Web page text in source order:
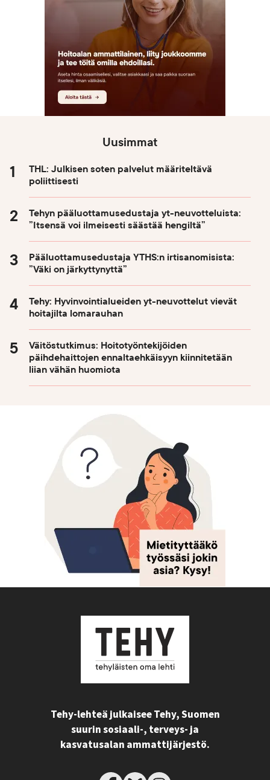
Uusimmat
THL: Julkisen soten palvelut määriteltävä
poliittisesti
Tehyn pääluottamusedustaja yt-neuvotteluista:
”Itsensä voi ilmeisesti säästää hengiltä”
Pääluottamusedustaja YTHS:n irtisanomisista:
”Väki on järkyttynyttä”
Tehy: Hyvinvointialueiden yt-neuvottelut vievät
hoitajilta lomarauhan
Väitöstutkimus: Hoitotyöntekijöiden
päihdehaittojen ennaltaehkäisyyn kiinnitetään
liian vähän huomiota
Tehy-lehteä julkaisee Tehy, Suomen
suurin sosiaali-, terveys- ja
kasvatusalan ammattijärjestö.